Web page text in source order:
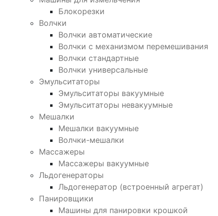
Блокорезки
Волчки
Волчки автоматические
Волчки с механизмом перемешивания
Волчки стандартные
Волчки универсальные
Эмульситаторы
Эмульситаторы вакуумные
Эмульситаторы невакуумные
Мешалки
Мешалки вакуумные
Волчки-мешалки
Массажеры
Массажеры вакуумные
Льдогенераторы
Льдогенератор (встроенный агрегат)
Панировщики
Машины для панировки крошкой